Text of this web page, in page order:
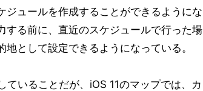
ュールを作成することができるようにな
する前に、直近のスケジュールで行った場
として設定できるようになっている。
いることだが、iOS 11のマップでは、カ